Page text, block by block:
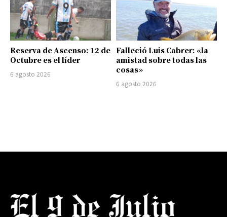
Reserva de Ascenso: 12 de
Octubre es el líder
6 agosto 2026
Falleció Luis Cabrer: «la
amistad sobre todas las
cosas»
6 agosto 2026